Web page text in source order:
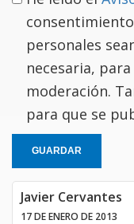
personales
necesaria,
moderación.
para que se
GUARDAR
Javier Cervantes
17 DE ENERO DE 2013